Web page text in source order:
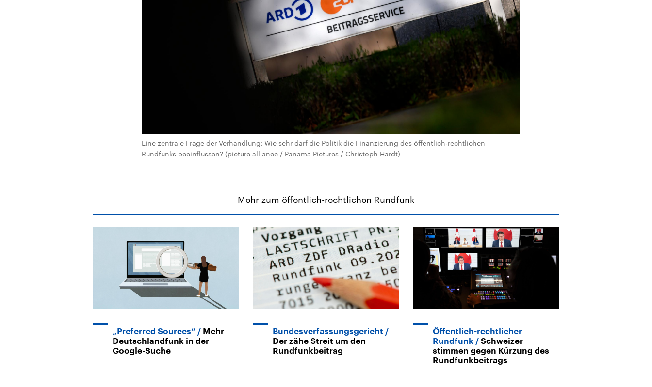
Eine zentrale Frage der Verhandlung: Wie sehr darf die Politik die Finanzierung des öffentlich-rechtlichen
Rundfunks beeinflussen? (picture alliance / Panama Pictures / Christoph Hardt)
Mehr zum öffentlich-rechtlichen Rundfunk
„Preferred Sources“
Mehr
Deutschlandfunk in der
Google-Suche
Bundesverfassungsgericht
Der zähe Streit um den
Rundfunkbeitrag
Öffentlich-rechtlicher
Rundfunk
Schweizer
stimmen gegen Kürzung des
Rundfunkbeitrags